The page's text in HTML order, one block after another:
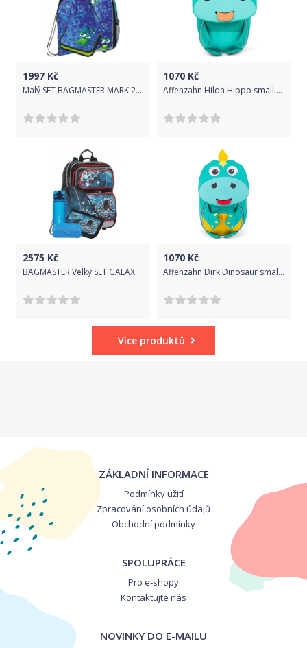
1997 Kč
Malý SET BAGMASTER MARK 20 B
1070 Kč
Affenzahn Hilda Hippo small - Turquoise uni
2575 Kč
BAGMASTER Velký SET GALAXY 8 B
1070 Kč
Affenzahn Dirk Dinosaur small - green uni
Více produktů
ZÁKLADNÍ INFORMACE
Podmínky užití
Zpracování osobních údajů
Obchodní podmínky
SPOLUPRÁCE
Pro e-shopy
Kontaktujte nás
NOVINKY DO E-MAILU